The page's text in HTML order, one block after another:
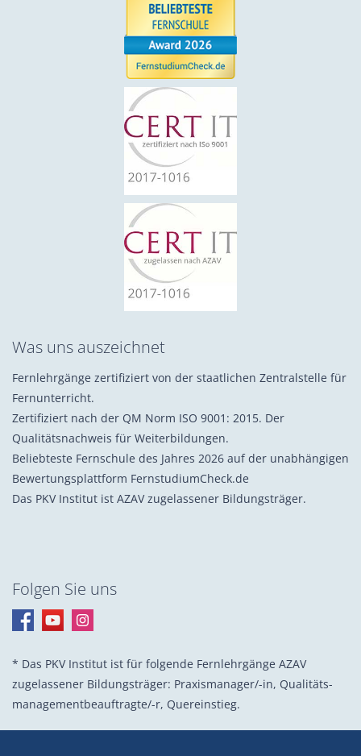
Was uns auszeichnet
Fernlehrgänge zertifiziert von der staatlichen Zentralstelle für
Fernunterricht.
Zertifiziert nach der QM Norm ISO 9001: 2015. Der
Qualitätsnachweis für Weiterbildungen.
Beliebteste Fernschule des Jahres 2026 auf der unabhängigen
Bewertungsplattform FernstudiumCheck.de
Das PKV Institut ist AZAV zugelassener Bildungsträger.
Folgen Sie uns
* Das PKV Institut ist für folgende Fernlehrgänge AZAV
zugelassener Bildungsträger: Praxis­manager/-in, Quali­täts­
management­beauf­tragte/-r, Quer­einstieg.